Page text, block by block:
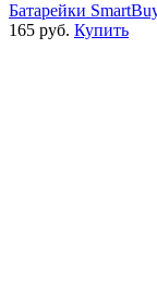
Батарейки
165 руб. Купить